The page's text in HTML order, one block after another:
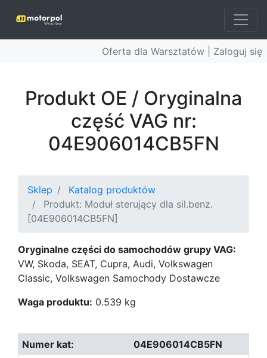
Oferta dla Warsztatów | Zaloguj się
Produkt OE / Oryginalna
część VAG nr:
04E906014CB5FN
Sklep
Katalog produktów
Produkt: Moduł sterujący dla sil.benz.
[04E906014CB5FN]
Oryginalne części do samochodów grupy VAG:
VW, Skoda, SEAT, Cupra, Audi, Volkswagen
Classic, Volkswagen Samochody Dostawcze
Waga produktu: 0.539 kg
04E906014CB5FN